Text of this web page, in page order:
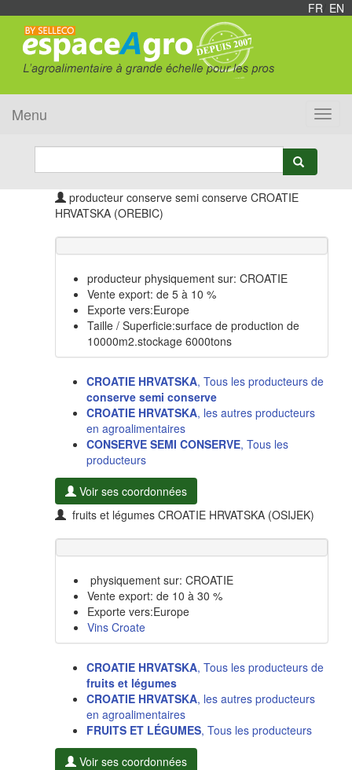
FR EN
Menu
producteur conserve semi conserve CROATIE
HRVATSKA (OREBIC)
producteur physiquement sur: CROATIE
Vente export: de 5 à 10 %
Exporte vers:Europe
Taille / Superficie:surface de production de
10000m2.stockage 6000tons
CROATIE HRVATSKA, Tous les producteurs de
conserve semi conserve
CROATIE HRVATSKA, les autres producteurs
en agroalimentaires
CONSERVE SEMI CONSERVE, Tous les
producteurs
Voir ses coordonnées
fruits et légumes CROATIE HRVATSKA (OSIJEK)
physiquement sur: CROATIE
Vente export: de 10 à 30 %
Exporte vers:Europe
Vins Croate
CROATIE HRVATSKA, Tous les producteurs de
fruits et légumes
CROATIE HRVATSKA, les autres producteurs
en agroalimentaires
FRUITS ET LÉGUMES, Tous les producteurs
Voir ses coordonnées